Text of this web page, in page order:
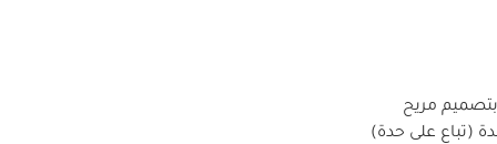
الولادة وحتى 4 سنوات ويتميز بتصميم مريح
(تباع على حدة)